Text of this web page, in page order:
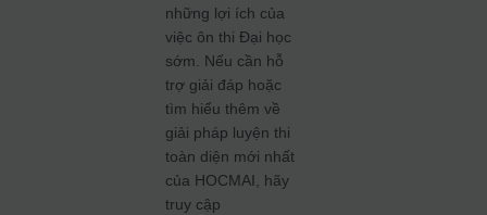
những lợi ích của
việc ôn thi Đại học
sớm. Nếu cần hỗ
trợ giải đáp hoặc
tìm hiểu thêm về
giải pháp luyện thi
toàn diện mới nhất
của HOCMAI, hãy
truy cập